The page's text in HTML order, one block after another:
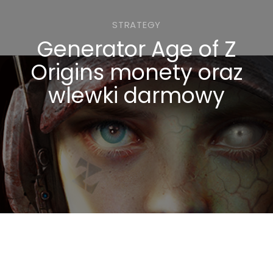
STRATEGY
Generator Age of Z
Origins monety oraz
wlewki darmowy